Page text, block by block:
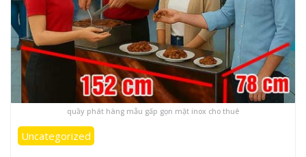
quầy phát hàng mẫu gấp gọn mặt inox cho thuê
Uncategorized